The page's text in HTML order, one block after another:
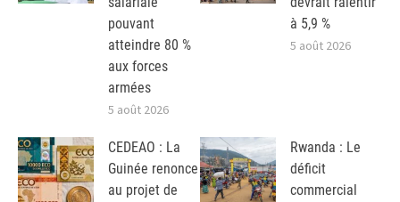
pouvant
atteindre 80 %
aux forces
armées
5 août 2026
à 5,9 %
5 août 2026
CEDEAO : La
Guinée renonce
au projet de
Rwanda : Le
déficit
commercial